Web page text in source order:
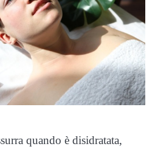
quando è disidratata,